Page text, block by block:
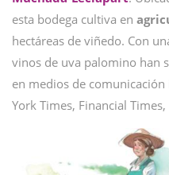
esta bodega cultiva en
hectáreas de viñedo. Con
vinos de uva palomino han
en medios de
York Times, Financial